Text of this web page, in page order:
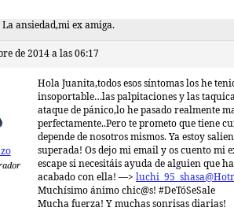
La ansiedad,mi ex amiga.
de 2014 a las 06:17
Hola Juanita,todos esos síntomas los he
insoportable…las palpitaciones y las
ataque de pánico,lo he pasado realmente
perfectamente..Pero te prometo que tiene
depende de nosotros mismos. Ya estoy
superada! Os dejo mi email y os cuento mi
escape si necesitáis ayuda de alguien que
acabado con ella! —>
Muchísimo ánimo chic@s! #DeTóSeSale
Mucha fuerza! Y muchas sonrisas diarias!